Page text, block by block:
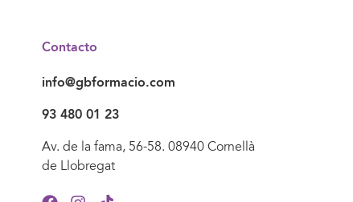
Contacto
info@gbformacio.com
93 480 01 23
Av. de la fama, 56-58. 08940 Cornellà
de Llobregat